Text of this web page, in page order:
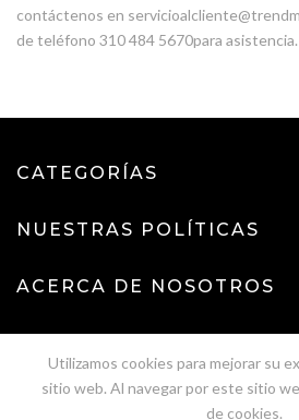
contáctenos en
de teléfono 310 484 5670para asistencia.
CATEGORÍAS
NUESTRAS POLÍTICAS
ACERCA DE NOSOTROS
Copyright (©) 2026SOU -
SAS
Utilizamos cookies para mejorar su
sitio web. Al navegar por este sitio
de cookies.